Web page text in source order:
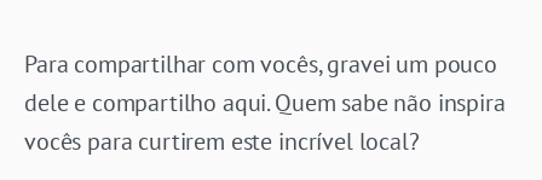
Para compartilhar com vocês, gravei um pouco
dele e compartilho aqui. Quem sabe não inspira
vocês para curtirem este incrível local?